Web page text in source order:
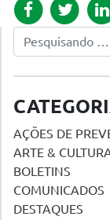
Pesquisar
AÇÕES DE
ARTE &
BOLETINS
COMUNICADOS
DESTAQUES